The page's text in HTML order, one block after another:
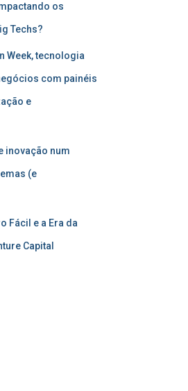
os
Techs?
Week, tecnologia
com painéis
e
inovação num
(e
Fácil e a Era da
Capital